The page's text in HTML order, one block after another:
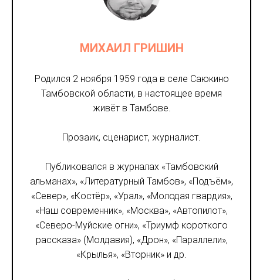
МИХАИЛ ГРИШИН
Родился 2 ноября 1959 года в селе Саюкино
Тамбовской области, в настоящее время
живёт в Тамбове.
Прозаик, сценарист, журналист.
Публиковался в журналах «Тамбовский
альманах», «Литературный Тамбов», «Подъём»,
«Север», «Костёр», «Урал», «Молодая гвардия»,
«Наш современник», «Москва», «Автопилот»,
«Северо-Муйские огни», «Триумф короткого
рассказа» (Молдавия), «Дрон», «Параллели»,
«Крылья», «Вторник» и др.